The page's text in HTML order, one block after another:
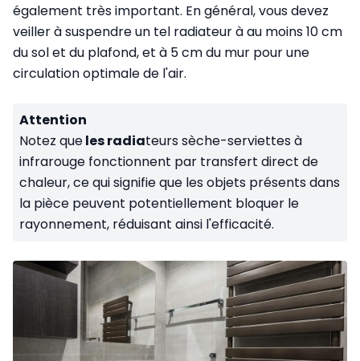
également très important. En général, vous devez
veiller à suspendre un tel radiateur à au moins 10 cm
du sol et du plafond, et à 5 cm du mur pour une
circulation optimale de l'air.
Attention
Notez queles radiateurs sèche-serviettes à
infrarouge fonctionnent par transfert direct de
chaleur, ce qui signifie que les objets présents dans
la pièce peuvent potentiellement bloquer le
rayonnement, réduisant ainsi l'efficacité.